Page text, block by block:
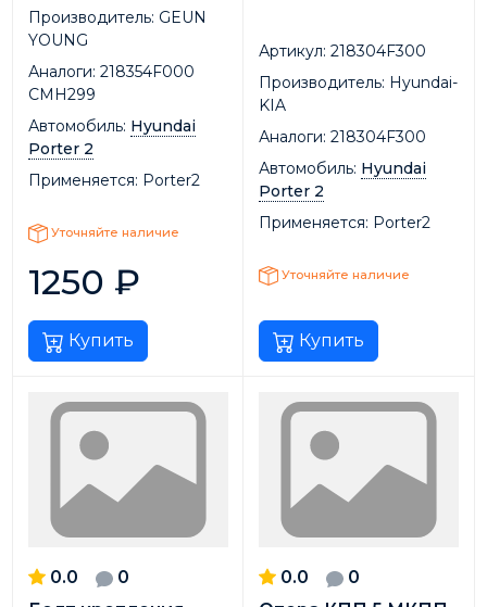
Производитель: GEUN
YOUNG
Аналоги: 218354F000
CMH299
Автомобиль: Hyundai
Porter 2
Применяется: Porter2
Уточняйте наличие
1250 ₽
Купить
Артикул: 218304F300
Производитель: Hyundai-
KIA
Аналоги: 218304F300
Автомобиль: Hyundai
Porter 2
Применяется: Porter2
Уточняйте наличие
Купить
0.0
0
0.0
0